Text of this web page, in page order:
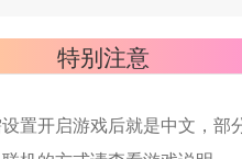
特别注意
置开启游戏后就是中文，部